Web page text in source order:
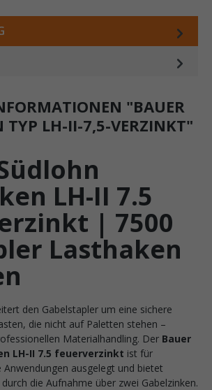
"BAUER
TYP LH-II-7,5-VERZINKT"
LH-II 7.5
| 7500
Lasthaken
den Gabelstapler um eine sichere
die nicht auf Paletten stehen –
Materialhandling. Der Bauer
LH-II 7.5 feuerverzinkt ist für
Anwendungen ausgelegt und bietet
die Aufnahme über zwei Gabelzinken.